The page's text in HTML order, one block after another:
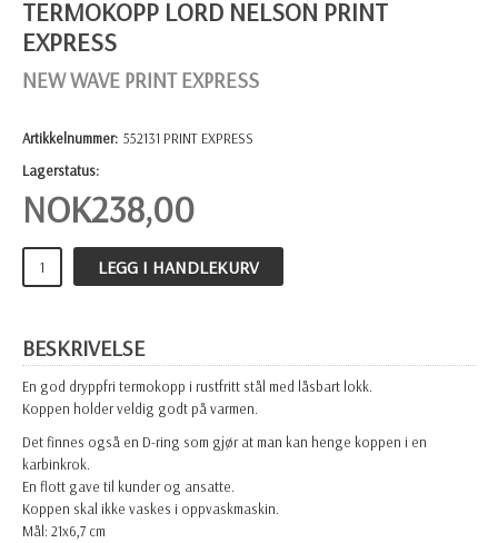
TERMOKOPP LORD NELSON PRINT
EXPRESS
NEW WAVE PRINT EXPRESS
Artikkelnummer: 552131 PRINT EXPRESS
Lagerstatus:
NOK238,00
LEGG I HANDLEKURV
BESKRIVELSE
En god dryppfri termokopp i rustfritt stål med låsbart lokk.
Koppen holder veldig godt på varmen.
Det finnes også en D-ring som gjør at man kan henge koppen i en
karbinkrok.
En flott gave til kunder og ansatte.
Koppen skal ikke vaskes i oppvaskmaskin.
Mål: 21x6,7 cm